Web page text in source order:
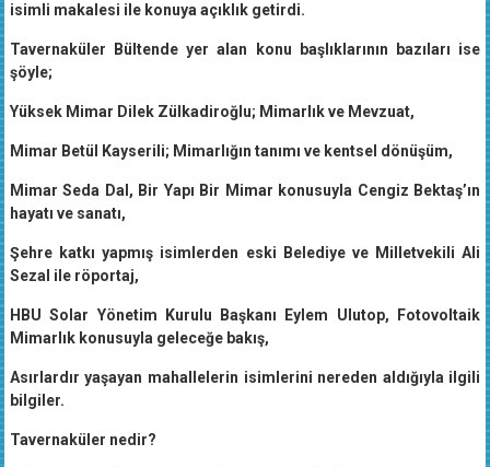
isimli makalesi ile konuya açıklık getirdi.
Tavernaküler Bültende yer alan konu başlıklarının bazıları ise
şöyle;
Yüksek Mimar Dilek Zülkadiroğlu; Mimarlık ve Mevzuat,
Mimar Betül Kayserili; Mimarlığın tanımı ve kentsel dönüşüm,
Mimar Seda Dal, Bir Yapı Bir Mimar konusuyla Cengiz Bektaş’ın
hayatı ve sanatı,
Şehre katkı yapmış isimlerden eski Belediye ve Milletvekili Ali
Sezal ile röportaj,
HBU Solar Yönetim Kurulu Başkanı Eylem Ulutop, Fotovoltaik
Mimarlık konusuyla geleceğe bakış,
Asırlardır yaşayan mahallelerin isimlerini nereden aldığıyla ilgili
bilgiler.
Tavernaküler nedir?